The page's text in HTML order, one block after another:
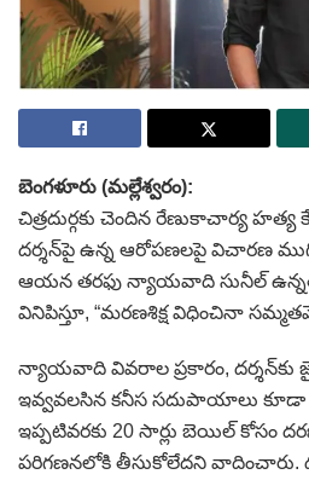
బెంగళూరు (మల్లేశ్వరం):
చిత్రదుర్గకు చెందిన రేణుకాచార్య హత్య
దర్శన్‌పై ఉన్న ఆరోపణలపై విచారణ
ఆయన తరఫు న్యాయవాది సునీల్‌
వినిపిస్తూ, “మరణశిక్ష విధించినా
న్యాయవాది వివరాల ప్రకారం, దర్శన్‌కు
ఇవ్వవలసిన కనీస సదుపాయాలు కూడా
ఇప్పటివరకు 20 సార్లు బెయిల్‌ కోసం
పరిగణనలోకి తీసుకోలేదని వాదించారు.